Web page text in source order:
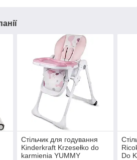
Стільчик для годування
Kinderkraft Krzesełko do
karmienia YUMMY
Do